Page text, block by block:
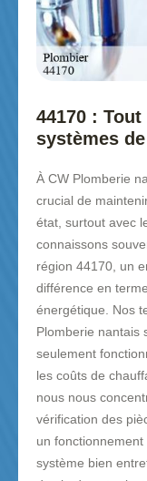
44170 :
systèmes
À CW Plomberie
crucial de
état, surtout avec
connaissons
région 44170, un
différence en
énergétique. Nos
Plomberie nantais
seulement
les coûts de
nous nous
vérification des
un
système bien